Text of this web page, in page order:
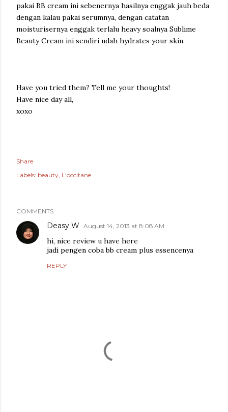
pakai BB cream ini sebenernya hasilnya enggak jauh beda
dengan kalau pakai serumnya, dengan catatan
moisturisernya enggak terlalu heavy soalnya Sublime
Beauty Cream ini sendiri udah hydrates your skin.
Have you tried them? Tell me your thoughts!
Have nice day all,
xoxo
Share
Labels: beauty L'occitane
COMMENTS
Deasy W August 14, 2013 at 8:08 AM
hi, nice review u have here
jadi pengen coba bb cream plus essencenya
REPLY